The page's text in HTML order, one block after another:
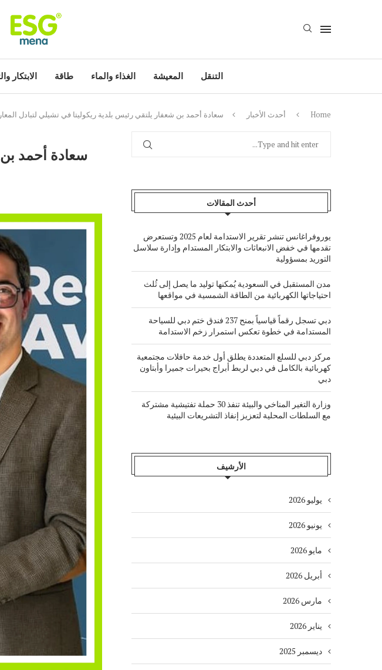
التنقل المعيشة الغذاء والماء طاقة الابتكار
Home أحدث الأخبار
سعادة أحمد بن شعفار يلتقي رئيس بلدية ريكوليتا في تشيلي لتبادل
سعادة أحمد بن
أحدث المقالات
يوروفراغانس تنشر تقرير الاستدامة لعام 2025 وتستعرض
تقدمها في خفض الانبعاثات والابتكار المستدام وإدارة سلاسل
التوريد بمسؤولية
مدن المستقبل في السعودية يُمكنها توليد ما يصل إلى ثُلث
احتياجاتها الكهربائية من الطاقة الشمسية في مواقعها
دبي تسجل رقماً قياسياً بمنح 237 فندق ختم دبي للسياحة
المستدامة في خطوة تعكس استمرار زخم الاستدامة
مركز دبي للسلع المتعددة يطلق أول خدمة حافلات مجتمعية
كهربائية بالكامل في دبي لربط أبراج بحيرات جميرا وأبتاون
دبي
وزارة التغير المناخي والبيئة تنفذ 30 حملة تفتيشية مشتركة
مع السلطات المحلية لتعزيز إنفاذ التشريعات البيئية
الأرشيف
يوليو 2026
يونيو 2026
مايو 2026
أبريل 2026
مارس 2026
يناير 2026
ديسمبر 2025